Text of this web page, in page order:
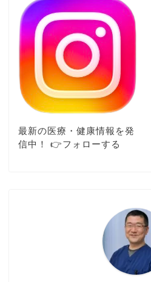
最新の医療・健康情報を発
信中！ 👉️フォローする